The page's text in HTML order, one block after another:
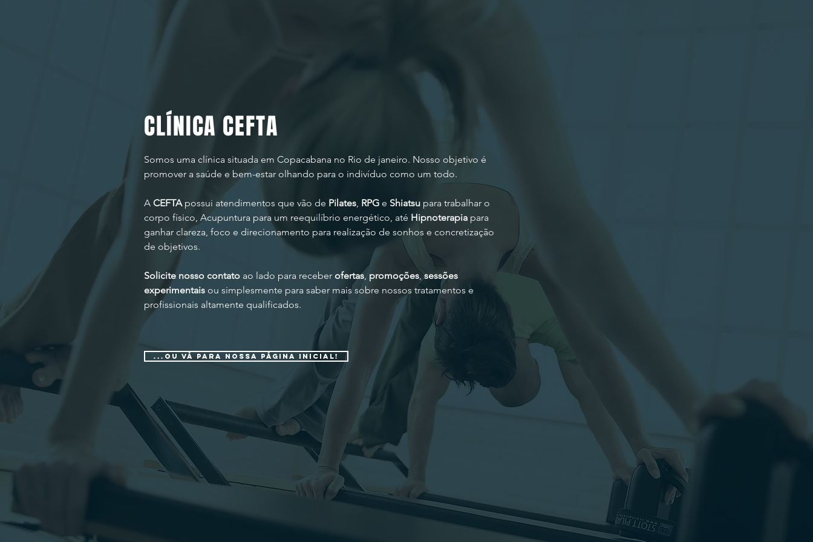
CLÍNICA CEFTA
Somos uma clínica situada em Copacabana no Rio de janeiro. Nosso objetivo é
promover a saúde e bem-estar olhando para o indivíduo como um todo.
A CEFTApossui atendimentos que vão de Pilates, RPG e Shiatsu para trabalhar o
corpo físico, Acupuntura para um reequilíbrio energético, até Hipnoterapia para
ganhar clareza, foco e direcionamento para realização de sonhos e concretização
de objetivos.
Solicite nosso contato ao lado para receber ofertas, promoções,sessões
experimentais ou simplesmente para saber mais sobre nossos tratamentos e
profissionais altamente qualificados.
...OU VÁ PARA NOSSA PÁGINA INICIAL!